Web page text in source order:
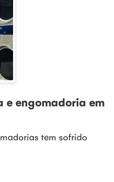
engomadoria em
tem sofrido